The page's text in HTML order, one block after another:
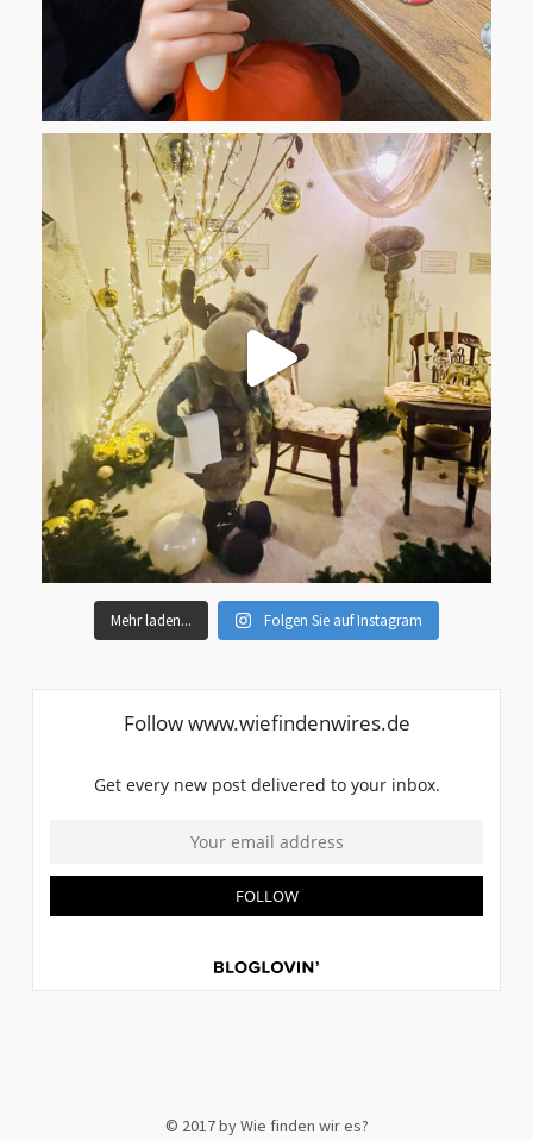
Mehr laden... Folgen Sie auf Instagram
© 2017 by Wie finden wir es?